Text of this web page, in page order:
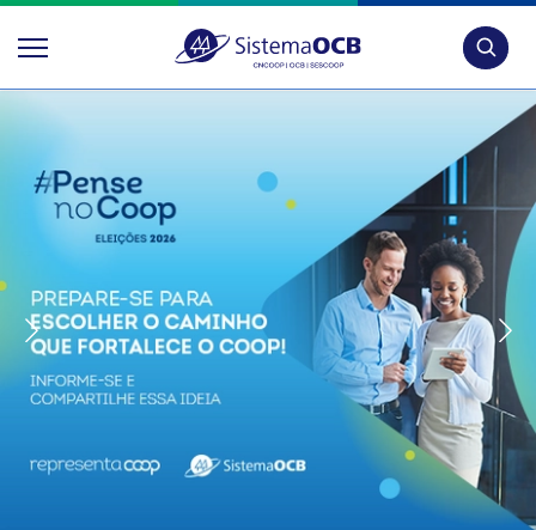
Somos Cooperativismo – A